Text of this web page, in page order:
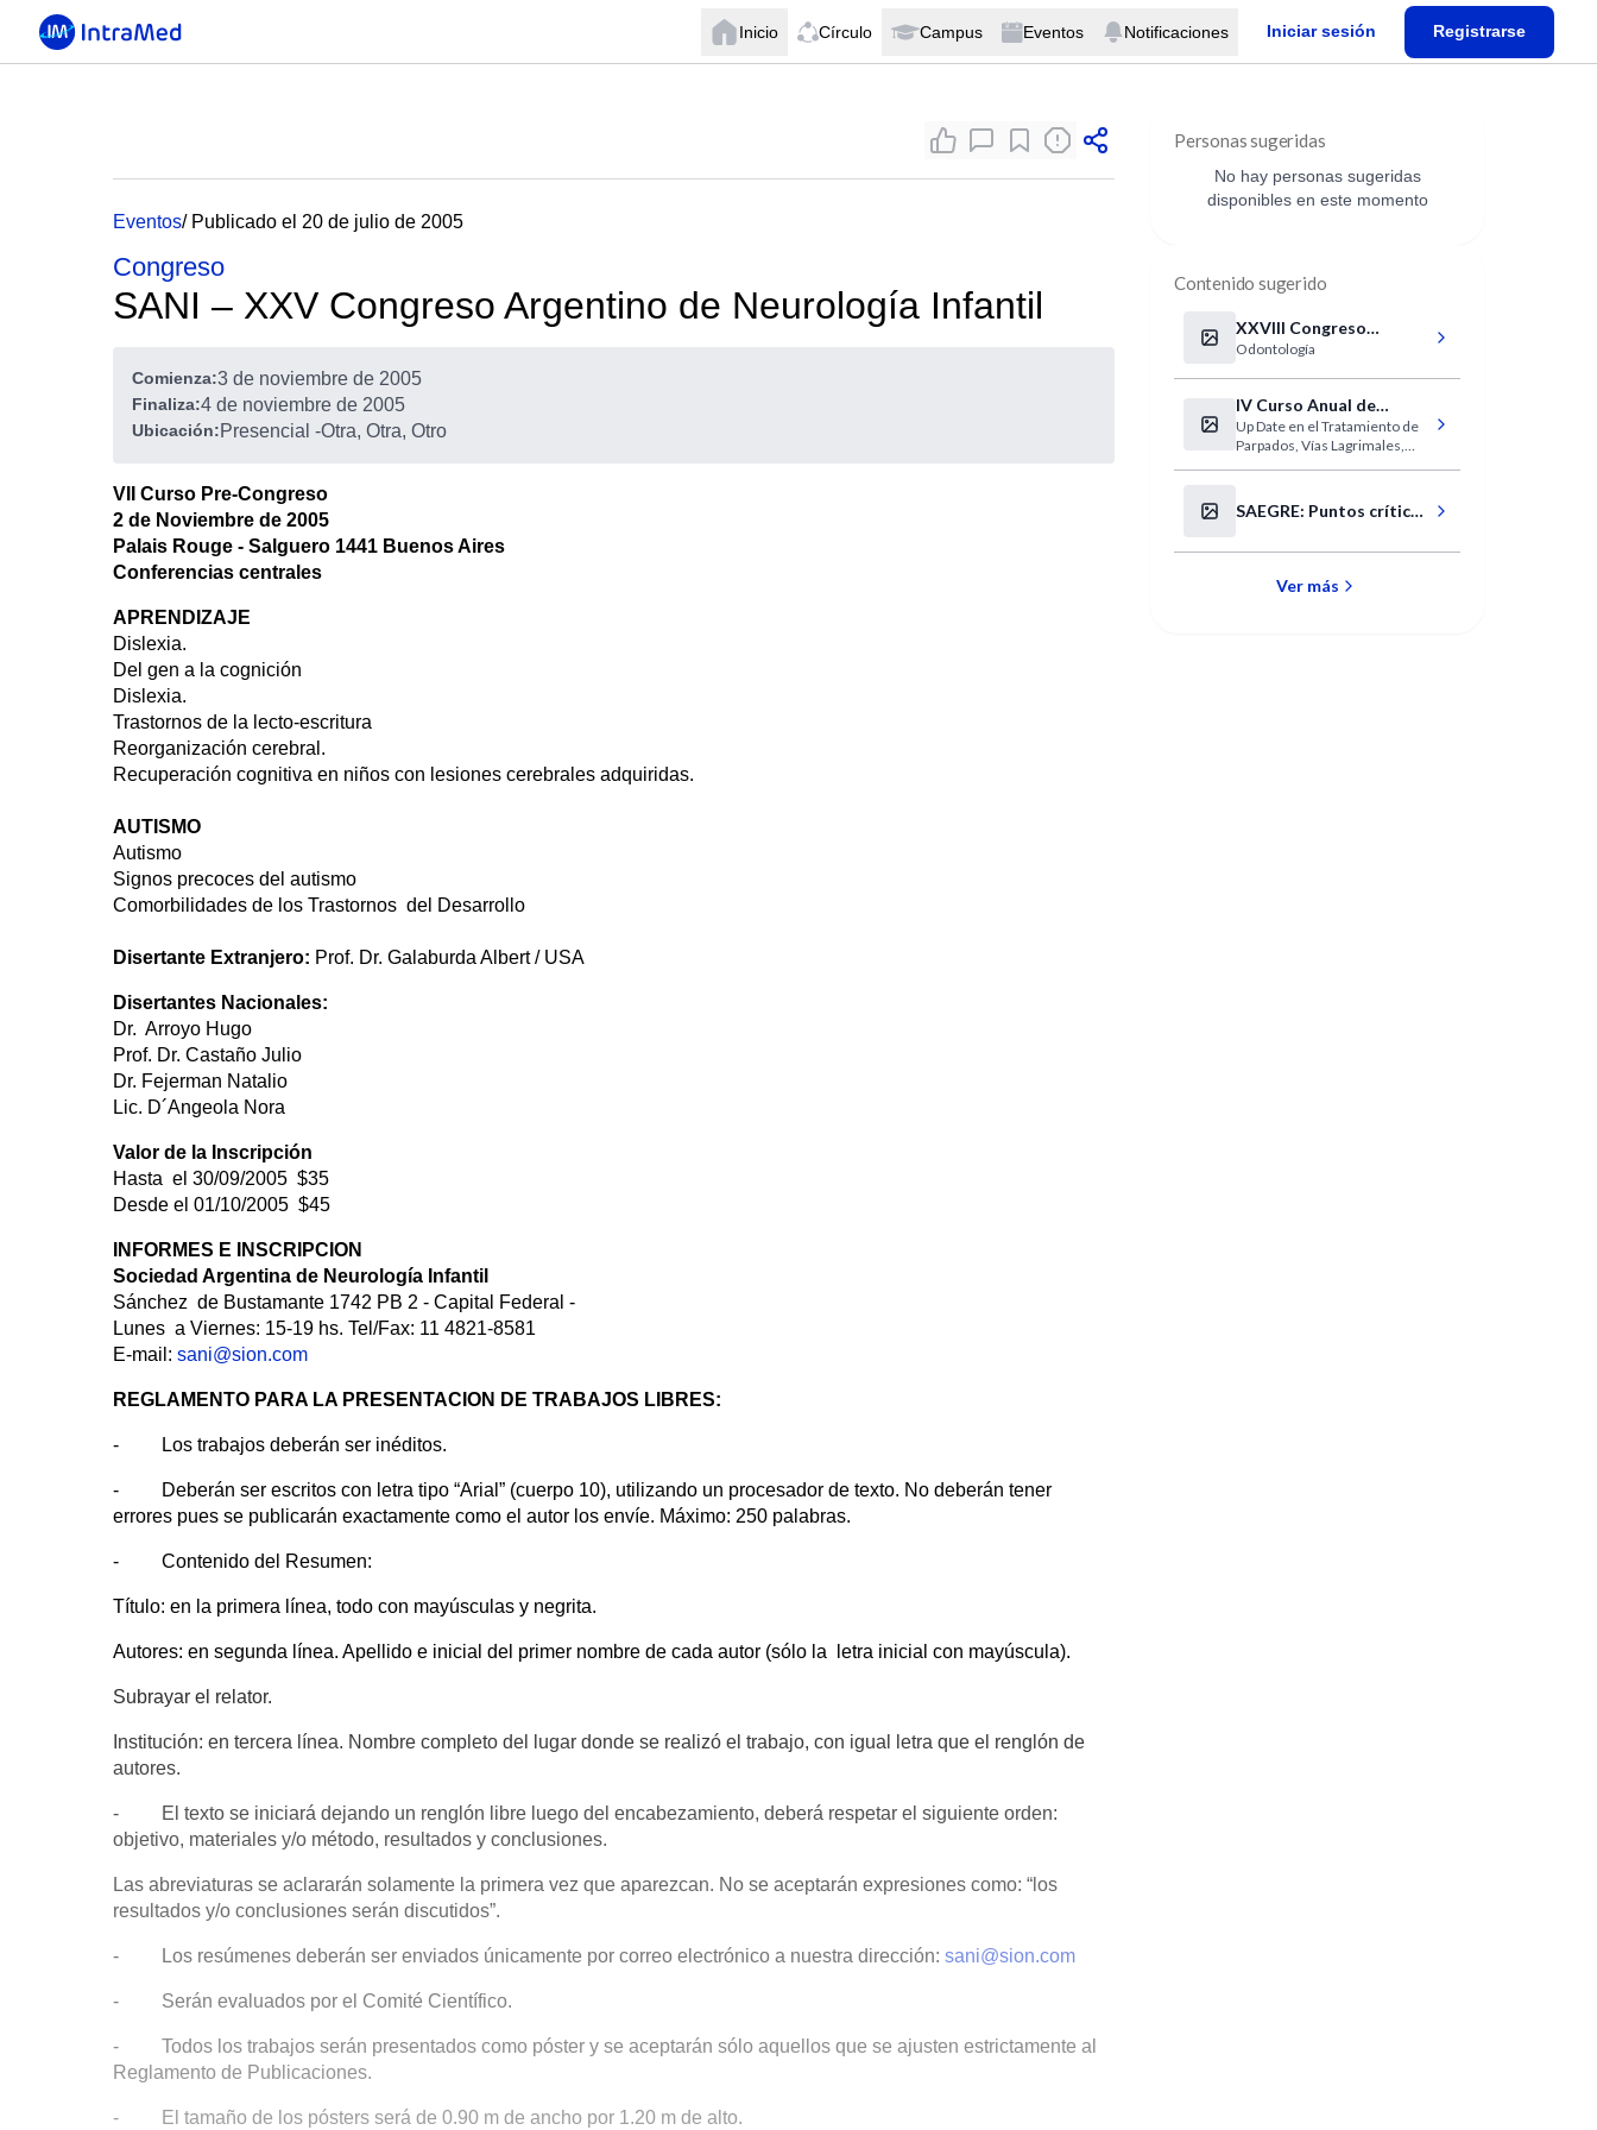
Inicio Círculo Campus Eventos Notificaciones Iniciar sesión Registrarse
Eventos/ Publicado el 20 de julio de 2005
Congreso
SANI – XXV Congreso Argentino de Neurología Infantil
Comienza:3 de noviembre de 2005
Finaliza:4 de noviembre de 2005
Ubicación:Presencial -Otra, Otra, Otro
VII Curso Pre-Congreso
2 de Noviembre de 2005
Palais Rouge - Salguero 1441 Buenos Aires
Conferencias centrales
APRENDIZAJE
Dislexia.
Del gen a la cognición
Dislexia.
Trastornos de la lecto-escritura
Reorganización cerebral.
Recuperación cognitiva en niños con lesiones cerebrales adquiridas.
AUTISMO
Autismo
Signos precoces del autismo
Comorbilidades de los Trastornos del Desarrollo
Disertante Extranjero: Prof. Dr. Galaburda Albert / USA
Disertantes Nacionales:
Dr. Arroyo Hugo
Prof. Dr. Castaño Julio
Dr. Fejerman Natalio
Lic. D´Angeola Nora
Valor de la Inscripción
Hasta el 30/09/2005 $35
Desde el 01/10/2005 $45
INFORMES E INSCRIPCION
Sociedad Argentina de Neurología Infantil
Sánchez de Bustamante 1742 PB 2 - Capital Federal -
Lunes a Viernes: 15-19 hs. Tel/Fax: 11 4821-8581
E-mail: sani@sion.com
REGLAMENTO PARA LA PRESENTACION DE TRABAJOS LIBRES:
- Los trabajos deberán ser inéditos.
- Deberán ser escritos con letra tipo “Arial” (cuerpo 10), utilizando un procesador de texto. No deberán tener
errores pues se publicarán exactamente como el autor los envíe. Máximo: 250 palabras.
- Contenido del Resumen:
Título: en la primera línea, todo con mayúsculas y negrita.
Autores: en segunda línea. Apellido e inicial del primer nombre de cada autor (sólo la letra inicial con mayúscula).
Subrayar el relator.
Institución: en tercera línea. Nombre completo del lugar donde se realizó el trabajo, con igual letra que el renglón de
autores.
- El texto se iniciará dejando un renglón libre luego del encabezamiento, deberá respetar el siguiente orden:
objetivo, materiales y/o método, resultados y conclusiones.
Las abreviaturas se aclararán solamente la primera vez que aparezcan. No se aceptarán expresiones como: “los
resultados y/o conclusiones serán discutidos”.
- Los resúmenes deberán ser enviados únicamente por correo electrónico a nuestra dirección: sani@sion.com
- Serán evaluados por el Comité Científico.
- Todos los trabajos serán presentados como póster y se aceptarán sólo aquellos que se ajusten estrictamente al
Reglamento de Publicaciones.
- El tamaño de los pósters será de 0.90 m de ancho por 1.20 m de alto.
Personas sugeridas
No hay personas sugeridas
disponibles en este momento
Contenido sugerido
XXVIII Congreso
Nacional e Internacional
de la Asociación Dental
Mexicana
Odontología
IV Curso Anual de
Plástica Ocular y Ojo
Seco
Up Date en el Tratamiento de
Parpados, Vías Lagrimales,
SAEGRE: Puntos críticos
Ver más